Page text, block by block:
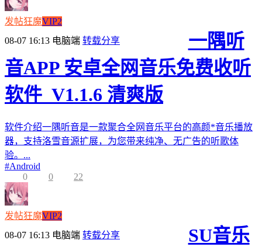
发帖狂魔VIP2
08-07 16:13 电脑端 转载分享
一隅听
音APP 安卓全网音乐免费收听
软件_V1.1.6 清爽版
软件介绍一隅听音是一款聚合全网音乐平台的高颜*音乐播放
器，支持洛雪音源扩展，为您带来纯净、无广告的听歌体
验。...
#Android
0
0 22
发帖狂魔VIP2
08-07 16:13 电脑端 转载分享
SU音乐